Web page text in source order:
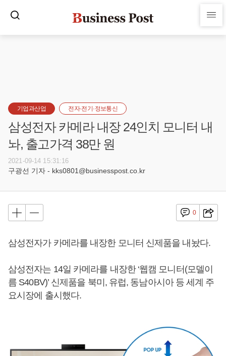
기업과산업 전자·전기·정보통신
삼성전자 카메라 내장 24인치 모니터 내
놔, 출고가격 38만 원
2021-09-14 15:31:16
구광선 기자 - kks0801@businesspost.co.kr
0
삼성전자가 카메라를 내장한 모니터 신제품을 내놨다.
삼성전자는 14일 카메라를 내장한 ‘웹캠 모니터(모델이
름 S40BV)’ 신제품을 북미, 유럽, 동남아시아 등 세계 주
요시장에 출시했다.